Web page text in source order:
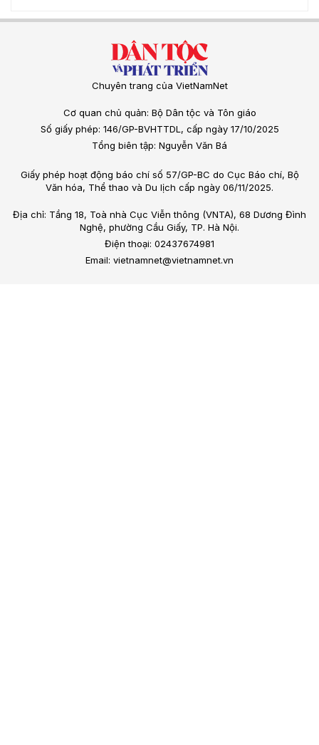
Chuyên trang của VietNamNet
Cơ quan chủ quản: Bộ Dân tộc và Tôn giáo
Số giấy phép: 146/GP-BVHTTDL, cấp ngày 17/10/2025
Tổng biên tập: Nguyễn Văn Bá
Giấy phép hoạt động báo chí số 57/GP-BC do Cục Báo chí, Bộ
Văn hóa, Thể thao và Du lịch cấp ngày 06/11/2025.
Địa chỉ: Tầng 18, Toà nhà Cục Viễn thông (VNTA), 68 Dương Đình
Nghệ, phường Cầu Giấy, TP. Hà Nội.
Điện thoại: 02437674981
Email: vietnamnet@vietnamnet.vn